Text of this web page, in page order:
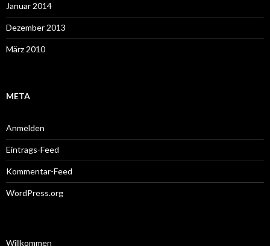
Januar 2014
Dezember 2013
März 2010
META
Anmelden
Eintrags-Feed
Kommentar-Feed
WordPress.org
Willkommen